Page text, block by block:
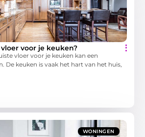
voor je keuken?
vloer voor je keuken kan een
De keuken is vaak het hart van het huis,
WONINGEN